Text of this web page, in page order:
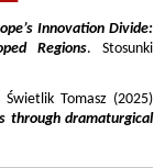
Innovation Divide:
Regions. Stosunki
Świetlik Tomasz (2025)
through dramaturgical